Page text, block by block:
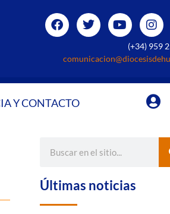
(+34) 959
Y CONTACTO
Últimas noticias